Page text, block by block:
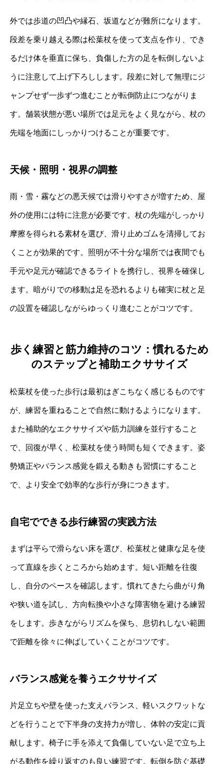
外では歩道の凹凸や縁石、坂道などが難所になります。
段差を乗り越える際は松葉杖を使って支点を作り、でき
るだけ体を垂直に保ち、負傷した方の足を転倒しないよ
うに注意して上げ下ろしします。段差に対して無理にジ
ャンプせず一歩ずつ進むことが転倒防止につながりま
す。舗装状態が悪い場所では足元をよく見ながら、杖の
先端を地面にしっかりつけることが重要です。
天候・照明・視界の調整
雨・雪・霧などの悪天候では滑りやすさが増すため、屋
外の使用には特に注意が必要です。杖の先端がしっかり
摩擦を得られる素材を選び、滑り止めゴムを清掃してお
くことが効果的です。照明が不十分な場所では夜間でも
手元や足元が確認できるライトを携行し、視界を確保し
ます。暗がりでの移動は足を恐れるよりも確実に杖と足
の設置を確認しながらゆっくり進むことがコツです。
歩く練習と筋力維持のコツ：慣れるため
のステップと補助エクササイズ
松葉杖を使った歩行は最初はぎこちなく感じるものです
が、練習を重ねることで自然に動けるようになります。
また補助的なエクササイズや筋力訓練を並行すること
で、回復が早く、松葉杖を使う時間も短くできます。姿
勢矯正やバランス感覚を鍛える動きも習慣にすること
で、より安全で効率的な歩行が身につきます。
自宅でできる歩行練習の実践方法
まずは平らで滑らない床を選び、松葉杖と健康な足を使
って直線を歩くところから始めます。短い距離を往復
し、自分のペースを確認します。慣れてきたら曲がり角
や狭い道を試し、方向転換や小さな障害物を避ける練習
をします。歩きながらリズムを保ち、息切れしない範囲
で距離を徐々に伸ばしていくことがコツです。
バランス感覚を養うエクササイズ
片足立ちや壁を使った支えバランス、軽いスクワットな
どを行うことで下半身の支持力が増し、体幹の安定に貢
献します。椅子に手を添えて負傷していない足で立ち上
がる動作を繰り返すのも良い練習です。転倒を防ぐ基礎